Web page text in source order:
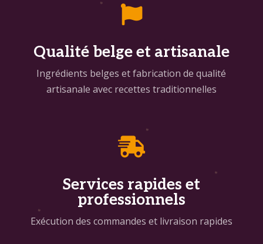

Qualité belge et artisanale
Ingrédients belges et fabrication de qualité
artisanale avec recettes traditionnelles

Services rapides et
professionnels
Exécution des commandes et livraison rapides